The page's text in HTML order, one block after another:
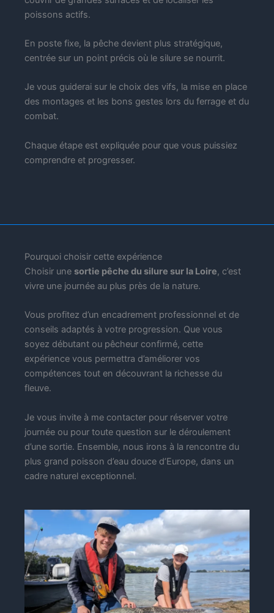
poissons actifs.
En poste fixe, la pêche devient plus stratégique,
centrée sur un point précis où le silure se nourrit.
Je vous guiderai sur le choix des vifs, la mise en place
des montages et les bons gestes lors du ferrage et du
combat.
Chaque étape est expliquée pour que vous puissiez
comprendre et progresser.
Pourquoi choisir cette expérience
Choisir une sortie pêche du silure sur la Loire, c’est
vivre une journée au plus près de la nature.
Vous profitez d’un encadrement professionnel et de
conseils adaptés à votre progression. Que vous
soyez débutant ou pêcheur confirmé, cette
expérience vous permettra d’améliorer vos
compétences tout en découvrant la richesse du
fleuve.
Je vous invite à me contacter pour réserver votre
journée ou pour toute question sur le déroulement
d’une sortie. Ensemble, nous irons à la rencontre du
plus grand poisson d’eau douce d’Europe, dans un
cadre naturel exceptionnel.